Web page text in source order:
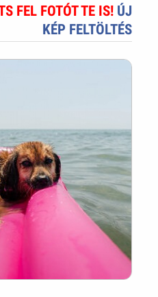
FEL FOTÓT TE IS! ÚJ
KÉP FELTÖLTÉS